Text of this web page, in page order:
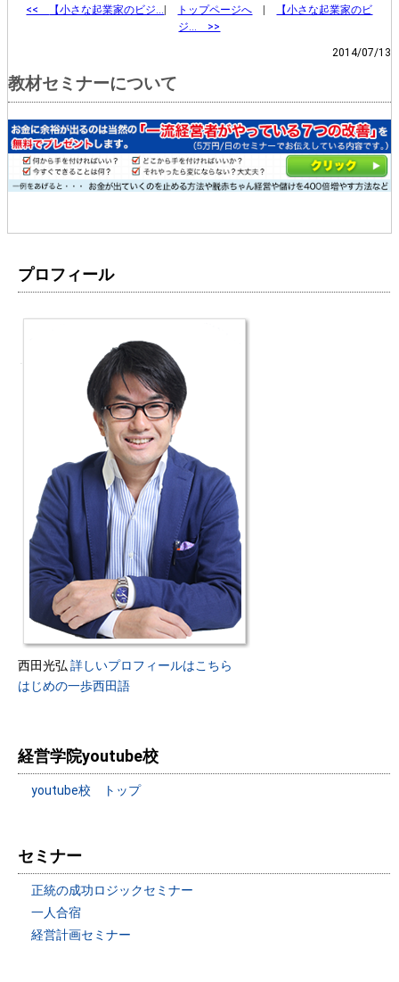
<< 【小さな起業家のビジ… トップページへ
【小さな起業家のビ
ジ… >>
2014/07/13
教材セミナーについて
プロフィール
西田光弘 詳しいプロフィールはこちら
はじめの一歩西田語
経営学院youtube校
youtube校 トップ
セミナー
正統の成功ロジックセミナー
一人合宿
経営計画セミナー